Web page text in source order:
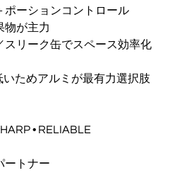
ポーションコントロール
物が主力
スリーク缶でスペース効率化
ためアルミが最有力選択肢
• RELIABLE
ートナー